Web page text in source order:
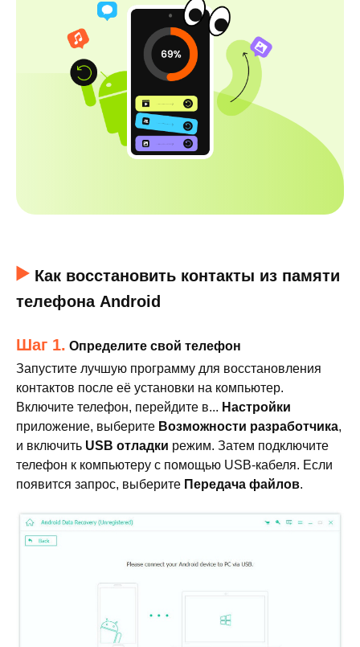
Как восстановить контакты из памяти
телефона Android
Шаг 1. Определите свой телефон
Запустите лучшую программу для восстановления
контактов после её установки на компьютер.
Включите телефон, перейдите в... Настройки
приложение, выберите Возможности разработчика,
и включить USB отладки режим. Затем подключите
телефон к компьютеру с помощью USB-кабеля. Если
появится запрос, выберите Передача файлов.